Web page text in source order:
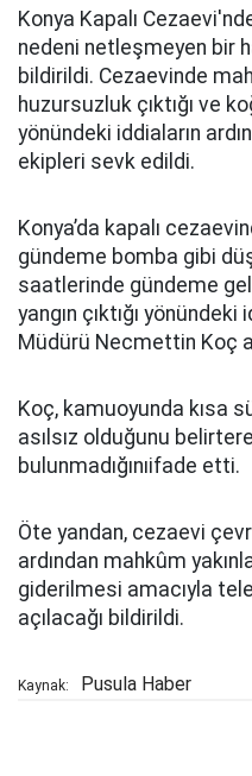
Konya Kapalı
nedeni netleşmeyen bir
bildirildi. Cezaevinde
huzursuzluk çıktığı ve
yönündeki iddiaların
ekipleri sevk edildi.
Konya’da kapalı
gündeme bomba gibi
saatlerinde gündeme
yangın çıktığı
Müdürü Necmettin Koç
Koç, kamuoyunda kısa
asılsız olduğunu
bulunmadığınıifade etti.
Öte yandan, cezaevi
ardından mahkûm
giderilmesi amacıyla
açılacağı bildirildi.
Kaynak: Pusula Haber